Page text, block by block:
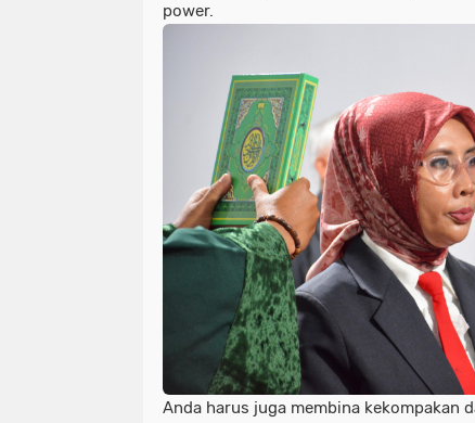
power.
Anda harus juga membina kekompakan